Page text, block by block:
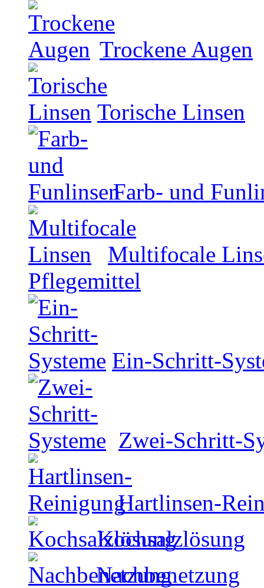
Trockene Augen
Torische Linsen
Farb- und
Multifocale
Pflegemittel
Ein-Schritt-
Zwei-Schritt-
Hartlinsen-
Kochsalzlösung
Nachbenetzung